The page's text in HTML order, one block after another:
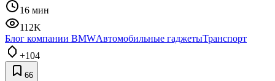
16 мин
112K
Блог компании BMWАвтомобильные гаджетыТранспорт
+104
66